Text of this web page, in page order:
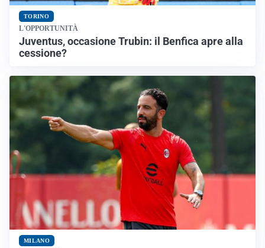
TORINO
L'OPPORTUNITÀ
Juventus, occasione Trubin: il Benfica apre alla
cessione?
MILANO